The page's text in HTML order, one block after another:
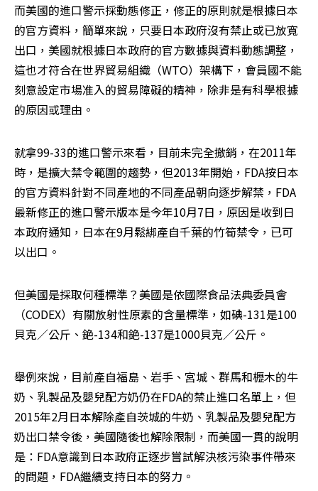
而美國的進口警示採動態修正，修正的原則就是根據日本
的官方資料，簡單來說，只要日本政府沒有禁止或已放寬
出口，美國就根據日本政府的官方數據與資料動態調整，
這也才符合在世界貿易組織（WTO）架構下，會員國不能
刻意設定市場准入的貿易障礙的精神，除非是有科學根據
的原因或理由。
就拿99-33的進口警示來看，目前未完全撤銷，在2011年
時，是擴大禁令範圍的趨勢，但2013年開始，FDA按日本
的官方資料針對不同產地的不同產品朝向逐步解禁，FDA
最新修正的進口警示版本是今年10月7日，原因是收到日
本政府通知，日本在9月鬆綁產自千葉的竹筍禁令，已可
以出口。
但美國是採取何種標準？美國是依國際食品法典委員會
（CODEX）有關放射性原素的含量標準，如碘-131是100
貝克／公斤、銫-134和銫-137是1000貝克／公斤。
舉例來說，目前產自福島、岩手、宮城、群馬和櫪木的牛
奶、乳製品及嬰兒配方奶仍在FDA的禁止進口名單上，但
2015年2月日本解除產自茨城的牛奶、乳製品及嬰兒配方
奶出口禁令後，美國隨後也解除限制，而美國一貫的說明
是：FDA意識到日本政府正逐步嘗試解決核污染事件帶來
的問題，FDA繼續支持日本的努力。